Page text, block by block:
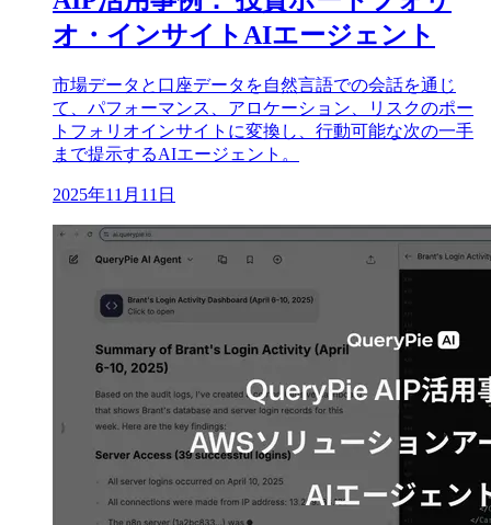
オ・インサイトAIエージェント
市場データと口座データを自然言語での会話を通じ
て、パフォーマンス、アロケーション、リスクのポー
トフォリオインサイトに変換し、行動可能な次の一手
まで提示するAIエージェント。
2025年11月11日